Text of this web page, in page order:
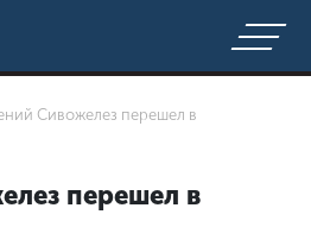
Сивожелез перешел в
перешел в